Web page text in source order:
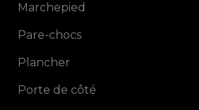
Marchepied
Pare-chocs
Plancher
Porte de côté